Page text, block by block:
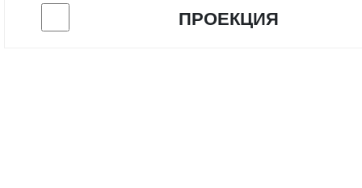
ПРОЕКЦИЯ